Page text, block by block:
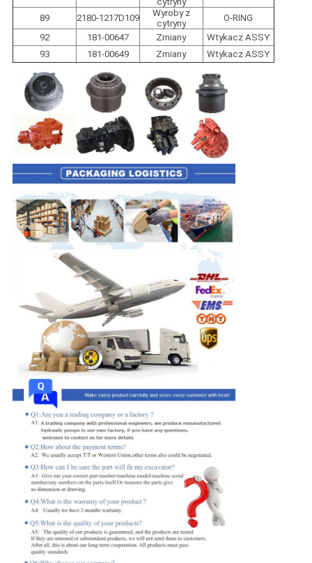
89 2180-1217D109
Wyroby z
cytryny
O-RING
92
181-00647 Zmiany
Wtykacz ASSY
93
181-00649 Zmiany Wtykacz ASSY